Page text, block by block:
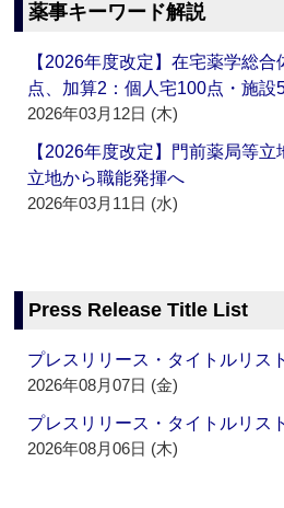
薬事キーワード解説
【2026年度改定】在宅薬学総
点、加算2：個人宅100点・施
2026年03月12日 (木)
【2026年度改定】門前薬局等
立地から職能発揮へ
2026年03月11日 (水)
Press Release Title List
プレスリリース・タイトルリ
2026年08月07日 (金)
プレスリリース・タイトルリ
2026年08月06日 (木)